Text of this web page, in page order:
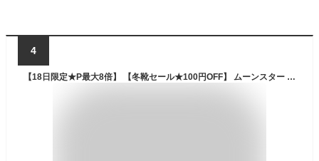
4
【18日限定★P最大8倍】 【冬靴セール★100円OFF】 ムーンスター スニーカー レディース 靴 黒 ブラック 幅広 4E 防滑 滑りにくい 滑らない ガラス繊維 冬 雪 雪道 防水 暖かい あたたかい サイドファスナー スノーシューズ スノーブーツ サプリスト MOONSTAR SPLT FGL99